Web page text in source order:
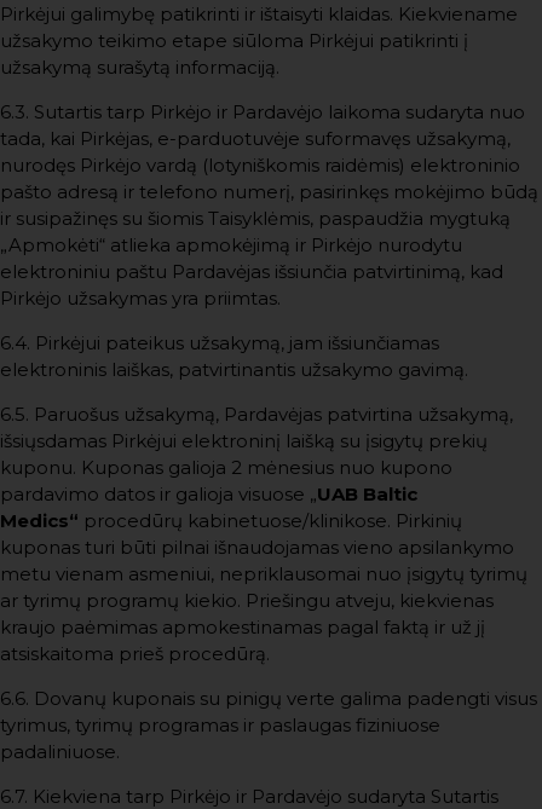
Pirkėjui galimybę patikrinti ir ištaisyti klaidas. Kiekviename
užsakymo teikimo etape siūloma Pirkėjui patikrinti į
užsakymą surašytą informaciją.
6.3. Sutartis tarp Pirkėjo ir Pardavėjo laikoma sudaryta nuo
tada, kai Pirkėjas, e-parduotuvėje suformavęs užsakymą,
nurodęs Pirkėjo vardą (lotyniškomis raidėmis) elektroninio
pašto adresą ir telefono numerį, pasirinkęs mokėjimo būdą
ir susipažinęs su šiomis Taisyklėmis, paspaudžia mygtuką
„Apmokėti“ atlieka apmokėjimą ir Pirkėjo nurodytu
elektroniniu paštu Pardavėjas išsiunčia patvirtinimą, kad
Pirkėjo užsakymas yra priimtas.
6.4. Pirkėjui pateikus užsakymą, jam išsiunčiamas
elektroninis laiškas, patvirtinantis užsakymo gavimą.
6.5. Paruošus užsakymą, Pardavėjas patvirtina užsakymą,
išsiųsdamas Pirkėjui elektroninį laišką su įsigytų prekių
kuponu. Kuponas galioja 2 mėnesius nuo kupono
pardavimo datos ir galioja visuose „UAB Baltic
Medics“ procedūrų kabinetuose/klinikose. Pirkinių
kuponas turi būti pilnai išnaudojamas vieno apsilankymo
metu vienam asmeniui, nepriklausomai nuo įsigytų tyrimų
ar tyrimų programų kiekio. Priešingu atveju, kiekvienas
kraujo paėmimas apmokestinamas pagal faktą ir už jį
atsiskaitoma prieš procedūrą.
6.6. Dovanų kuponais su pinigų verte galima padengti visus
tyrimus, tyrimų programas ir paslaugas fiziniuose
padaliniuose.
6.7. Kiekviena tarp Pirkėjo ir Pardavėjo sudaryta Sutartis